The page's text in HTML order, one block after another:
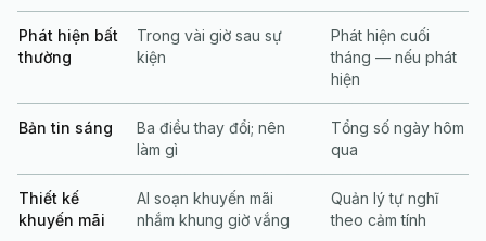
Phát hiện bất
thường
Trong vài giờ sau sự
kiện
Phát hiện cuối
tháng — nếu phát
hiện
Bản tin sáng
Ba điều thay đổi; nên
làm gì
Tổng số ngày hôm
qua
Thiết kế
khuyến mãi
AI soạn khuyến mãi
nhắm khung giờ vắng
Quản lý tự nghĩ
theo cảm tính